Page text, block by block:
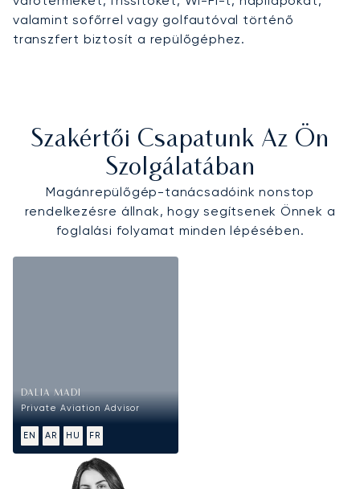
valamint sofőrrel vagy golfautóval történő
transzfert biztosít a repülőgéphez.
Szakértői Csapatunk Az Ön
Szolgálatában
Magánrepülőgép-tanácsadóink nonstop
rendelkezésre állnak, hogy segítsenek Önnek a
foglalási folyamat minden lépésében.
DALIA MADI
Private Aviation Advisor
EN AR HU FR